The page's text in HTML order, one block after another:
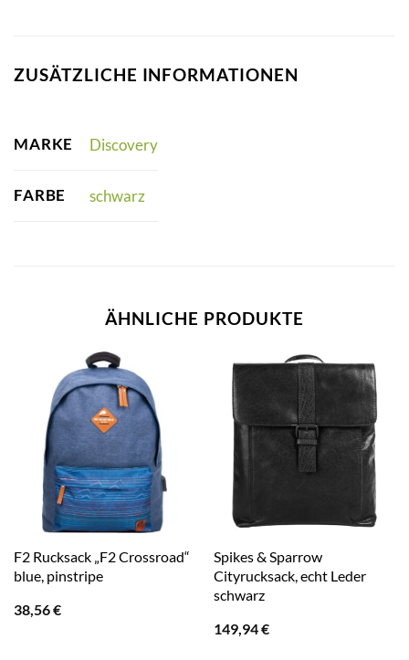
ZUSÄTZLICHE INFORMATIONEN
MARKE Discovery
FARBE schwarz
ÄHNLICHE PRODUKTE
F2 Rucksack „F2 Crossroad“
blue, pinstripe
38,56€
Spikes & Sparrow
Cityrucksack, echt Leder
schwarz
149,94€